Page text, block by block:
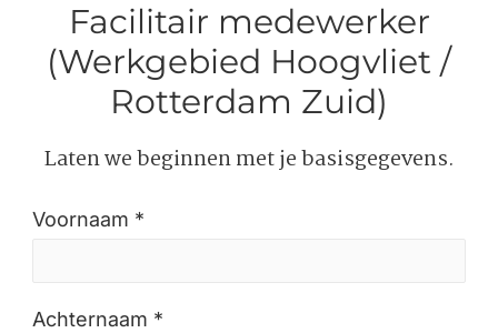
Facilitair medewerker
(Werkgebied Hoogvliet /
Rotterdam Zuid)
Laten we beginnen met je basisgegevens.
Voornaam *
Achternaam *